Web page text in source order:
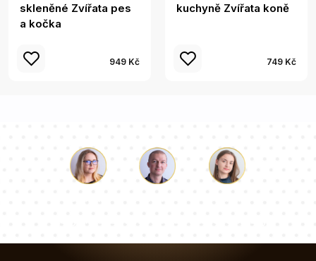
skleněné Zvířata pes
a kočka
949 Kč
kuchyně Zvířata koně
749 Kč